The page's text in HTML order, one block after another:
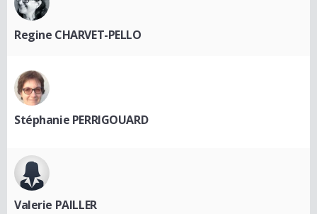
Regine CHARVET-PELLO
Stéphanie PERRIGOUARD
Valerie PAILLER